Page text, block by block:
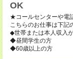
OK
★コールセンターや電
こちらのお仕事は下記
◆世帯または本人収入
◆昼間学生の方
◆60歳以上の方